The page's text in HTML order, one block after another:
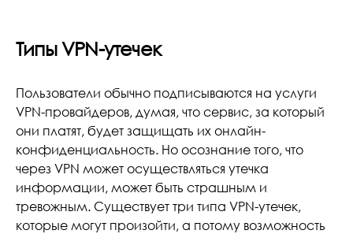
Типы VPN-утечек
Пользователи обычно подписываются на услуги
VPN-провайдеров, думая, что сервис, за который
они платят, будет защищать их онлайн-
конфиденциальность. Но осознание того, что
через VPN может осуществляться утечка
информации, может быть страшным и
тревожным. Существует три типа VPN-утечек,
которые могут произойти, а потому возможность